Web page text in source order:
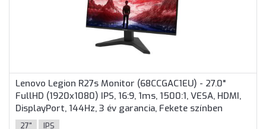
Lenovo Legion R27s Monitor (68CCGAC1EU) - 27.0"
FullHD (1920x1080) IPS, 16:9, 1ms, 1500:1, VESA, HDMI,
DisplayPort, 144Hz, 3 év garancia, Fekete színben
27" IPS